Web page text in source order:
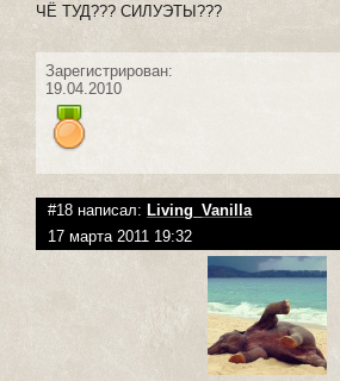
ЧЁ ТУД??? СИЛУЭТЫ???
Зарегистрирован:
19.04.2010
#18 написал: Living_Vanilla
17 марта 2011 19:32